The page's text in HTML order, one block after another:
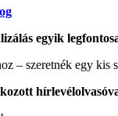
egyik
– szeretnék egy kis